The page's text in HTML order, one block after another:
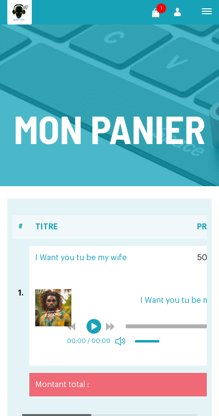
1
MON PANIER
# TITRE PRIX
I Want you tu be my wife 501 F
1.
I Want you tu be my
00:00 / 00:00
Montant total :